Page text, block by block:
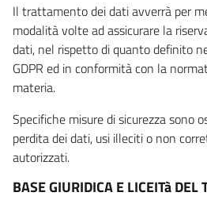
Il trattamento dei dati avverrà per
modalità volte ad assicurare la
dati, nel rispetto di quanto definito
GDPR ed in conformità con la
materia.
Specifiche misure di sicurezza sono
perdita dei dati, usi illeciti o non
autorizzati.
BASE GIURIDICA E LICEITà DEL